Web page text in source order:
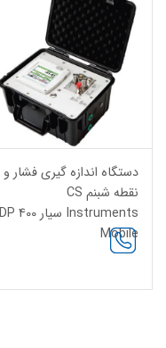
دستگاه اندازه گیری فشار و
نقطه شبنم CS
Instruments سیار DP 400
Mobile